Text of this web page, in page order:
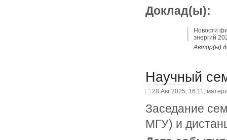
Доклад(ы):
Новости
энергий
Автор(ы)
Научный
28 Авг 2025, 16:11,
Заседание
МГУ) и